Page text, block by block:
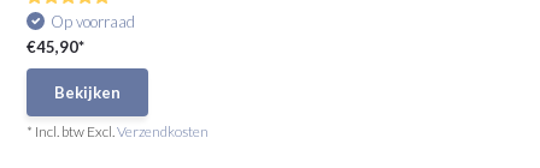
Op voorraad
€45,90*
Bekijken
* Incl. btw Excl.Verzendkosten